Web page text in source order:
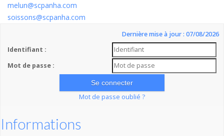
melun@scpanha.com
soissons@scpanha.com
Dernière mise à jour : 07/08/2026
Identifiant :
Mot de passe :
Mot de passe oublié ?
Informations